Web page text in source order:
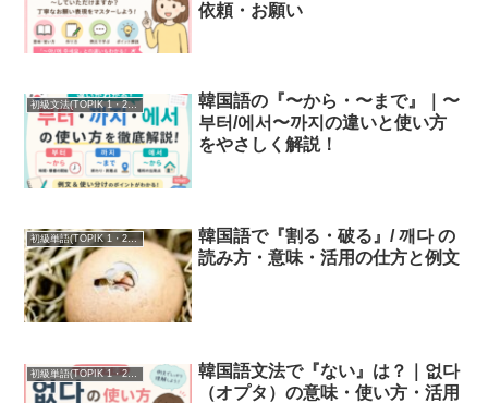
依頼・お願い
初級文法(TOPIK 1・2級)
韓国語の『〜から・〜まで』｜〜
부터/에서〜까지の違いと使い方
をやさしく解説！
初級単語(TOPIK 1・2級)
韓国語で『割る・破る』/ 깨다 の
読み方・意味・活用の仕方と例文
初級単語(TOPIK 1・2級)
韓国語文法で『ない』は？｜없다
（オプタ）の意味・使い方・活用